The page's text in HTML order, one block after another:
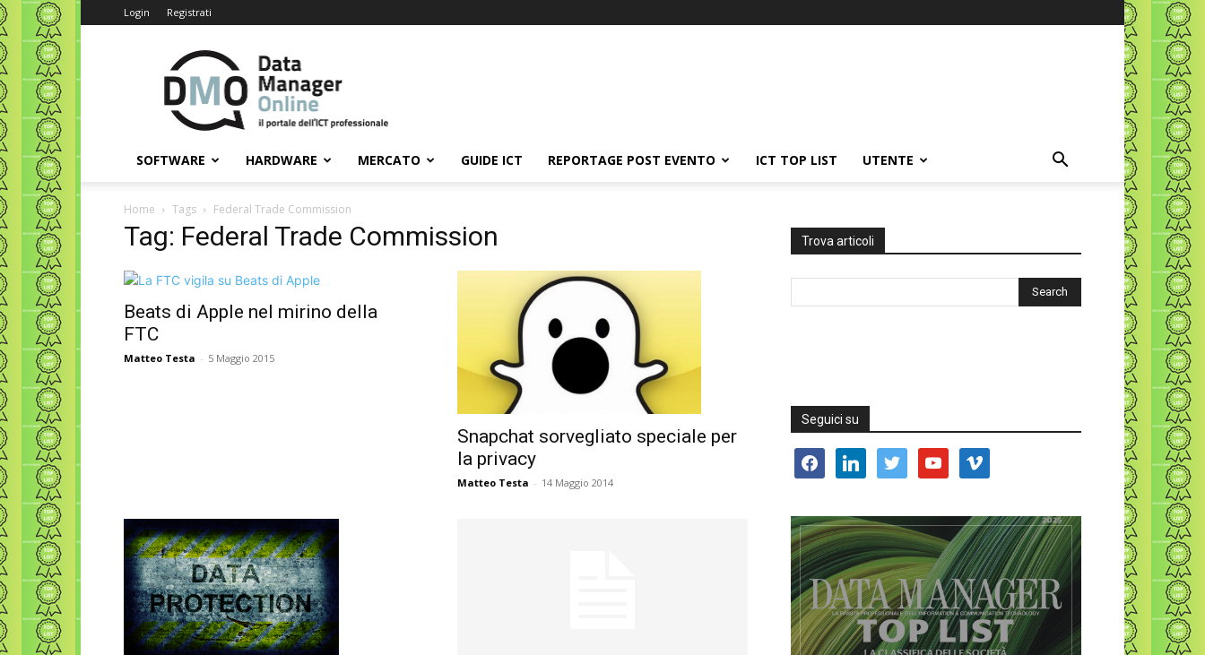
Login Registrati
Data
Manager
Online
SOFTWARE HARDWARE MERCATO GUIDE ICT REPORTAGE POST EVENTO ICT TOP LIST UTENTE
Home Tags Federal Trade Commission
Tag: Federal Trade Commission
Beats di Apple nel mirino della
FTC
Matteo Testa - 5 Maggio 2015
Snapchat sorvegliato speciale per
la privacy
Matteo Testa - 14 Maggio 2014
Trova articoli
Seguici su
facebooklinkedin twitter youtube vimeo